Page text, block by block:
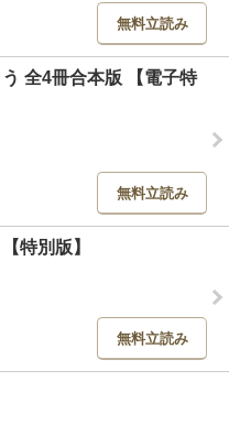
無料立読み
全4冊合本版 【電子特
無料立読み
特別版】
無料立読み